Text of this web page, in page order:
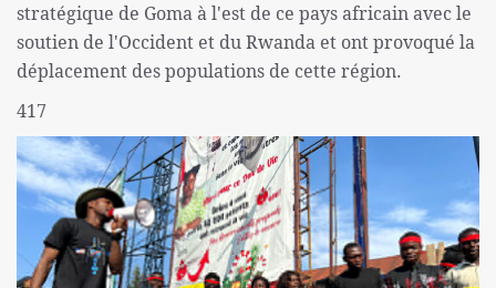
stratégique de Goma à l'est de ce pays africain avec le
soutien de l'Occident et du Rwanda et ont provoqué la
déplacement des populations de cette région.
417​